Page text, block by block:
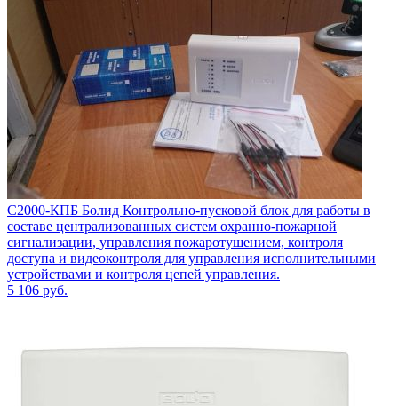
С2000-КПБ Болид Контрольно-пусковой блок для работы в
составе централизованных систем охранно-пожарной
сигнализации, управления пожаротушением, контроля
доступа и видеоконтроля для управления исполнительными
устройствами и контроля цепей управления.
5 106 руб.